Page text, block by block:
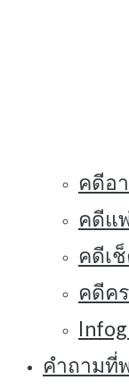
คดีอ
คดีแ
คดีเ
คดีค
คำถามที่